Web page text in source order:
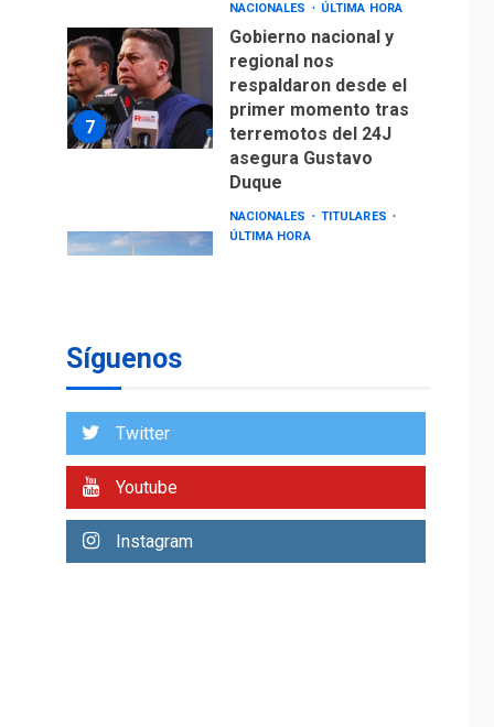
7
NACIONALES
ÚLTIMA HORA
Gobierno nacional y
regional nos
respaldaron desde el
primer momento tras
terremotos del 24J
asegura Gustavo
Duque
NACIONALES
TITULARES
ÚLTIMA HORA
2
MUNDIAL DE FÚTBOL 2026
La FIFA se «disculpa»
privatización
Síguenos
Twitter
Youtube
Instagram